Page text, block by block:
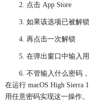
2. 点击 App Store
3. 如果该选项已被解
4. 再点击一次解锁
5. 在弹出窗口中输入
6. 不管输入什么密码
在运行 macOS High Sierra
用任意密码实现这一操作。